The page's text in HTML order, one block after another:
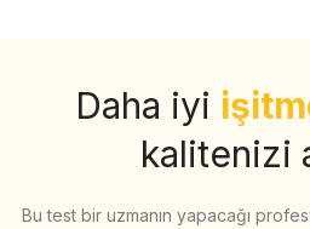
Daha iyi
kalitenizi
Bu test bir uzmanın yapacağı